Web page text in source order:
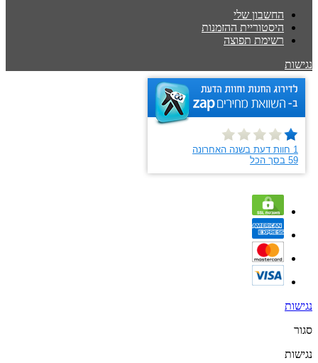
החשבון שלי
היסטוריית ההזמנות
רשימת תפוצה
נגישות
נגישות
סגור
נגישות